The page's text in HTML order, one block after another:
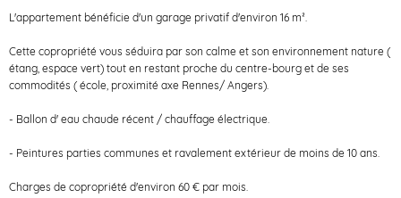
L'appartement bénéficie d'un garage privatif d'environ 16 m².
Cette copropriété vous séduira par son calme et son environnement nature (
étang, espace vert) tout en restant proche du centre-bourg et de ses
commodités ( école, proximité axe Rennes/ Angers).
- Ballon d' eau chaude récent / chauffage électrique.
- Peintures parties communes et ravalement extérieur de moins de 10 ans.
Charges de copropriété d'environ 60 € par mois.